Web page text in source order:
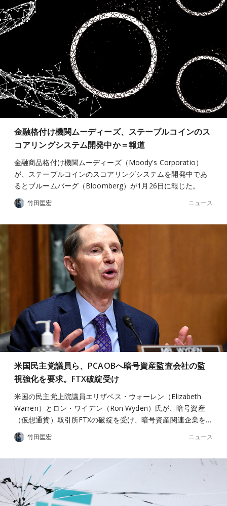
金融格付け機関ムーディーズ、ステーブルコインのス
コアリングシステム開発中か＝報道
金融商品格付け機関ムーディーズ（Moody's Corporatio）
が、ステーブルコインのスコアリングシステムを開発中であ
るとブルームバーグ（Bloomberg）が1月26日に報じた。
竹田匡宏 ニュース
米国民主党議員ら、PCAOBへ暗号資産監査会社の監
視強化を要求。FTX破綻受け
米国の民主党上院議員エリザベス・ウォーレン（Elizabeth
Warren）とロン・ワイデン（Ron Wyden）氏が、暗号資産
（仮想通貨）取引所FTXの破綻を受け、暗号資産関連企業を…
竹田匡宏 ニュース